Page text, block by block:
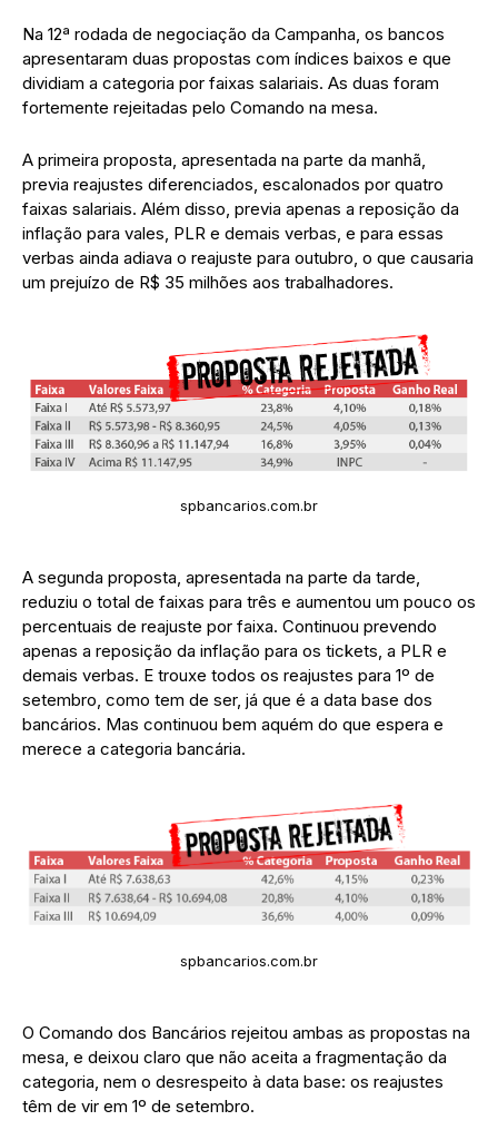
Na 12ª rodada de negociação da Campanha, os bancos
apresentaram duas propostas com índices baixos e que
dividiam a categoria por faixas salariais. As duas foram
fortemente rejeitadas pelo Comando na mesa.
A primeira proposta, apresentada na parte da manhã,
previa reajustes diferenciados, escalonados por quatro
faixas salariais. Além disso, previa apenas a reposição da
inflação para vales, PLR e demais verbas, e para essas
verbas ainda adiava o reajuste para outubro, o que causaria
um prejuízo de R$ 35 milhões aos trabalhadores.
spbancarios.com.br
A segunda proposta, apresentada na parte da tarde,
reduziu o total de faixas para três e aumentou um pouco os
percentuais de reajuste por faixa. Continuou prevendo
apenas a reposição da inflação para os tickets, a PLR e
demais verbas. E trouxe todos os reajustes para 1º de
setembro, como tem de ser, já que é a data base dos
bancários. Mas continuou bem aquém do que espera e
merece a categoria bancária.
spbancarios.com.br
O Comando dos Bancários rejeitou ambas as propostas na
mesa, e deixou claro que não aceita a fragmentação da
categoria, nem o desrespeito à data base: os reajustes
têm de vir em 1º de setembro.